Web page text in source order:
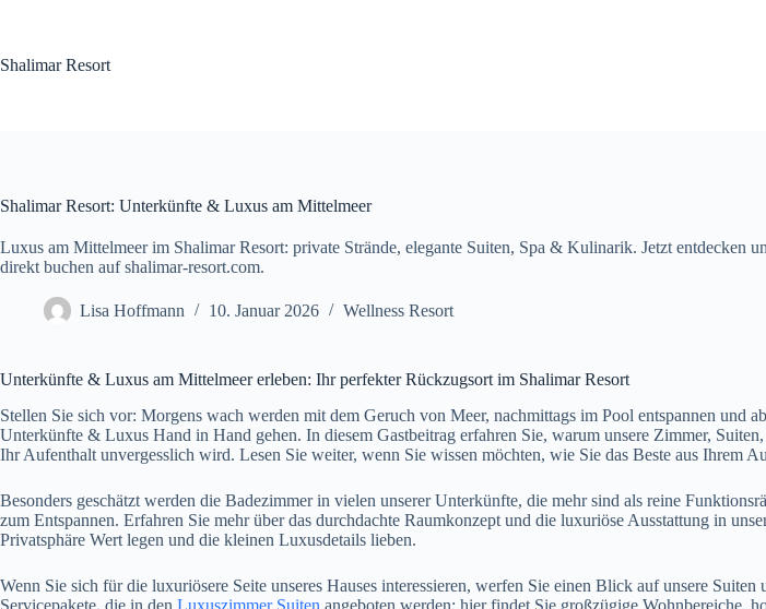
Shalimar Resort
Shalimar Resort: Unterkünfte & Luxus am Mittelmeer
Luxus am Mittelmeer im Shalimar Resort: private Strände, elegante Suiten, Spa & Kulinarik. Jetzt entdecken
direkt buchen auf shalimar-resort.com.
Lisa Hoffmann 10. Januar 2026 Wellness Resort
Unterkünfte & Luxus am Mittelmeer erleben: Ihr perfekter Rückzugsort im Shalimar Resort
Stellen Sie sich vor: Morgens wach werden mit dem Geruch von Meer, nachmittags im Pool entspannen
Unterkünfte & Luxus Hand in Hand gehen. In diesem Gastbeitrag erfahren Sie, warum unsere Zimmer,
Ihr Aufenthalt unvergesslich wird. Lesen Sie weiter, wenn Sie wissen möchten, wie Sie das Beste aus Ihrem
Besonders geschätzt werden die Badezimmer in vielen unserer Unterkünfte, die mehr sind als reine
zum Entspannen. Erfahren Sie mehr über das durchdachte Raumkonzept und die luxuriöse Ausstattung in
Privatsphäre Wert legen und die kleinen Luxusdetails lieben.
Wenn Sie sich für die luxuriösere Seite unseres Hauses interessieren, werfen Sie einen Blick auf unsere
Servicepakete, die in den Luxuszimmer Suiten angeboten werden; hier findet Sie großzügige Wohnbereiche,